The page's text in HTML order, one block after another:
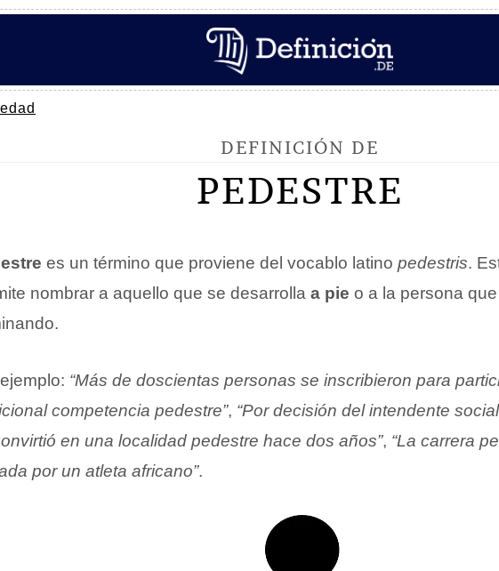
DEFINICIÓN DE
PEDESTRE
es un término que proviene del vocablo latino pedestris.
nombrar a aquello que se desarrolla a pie o a la persona
“Más de doscientas personas se inscribieron para
competencia pedestre”, “Por decisión del intendente
en una localidad pedestre hace dos años”, “La carrera
por un atleta africano”.